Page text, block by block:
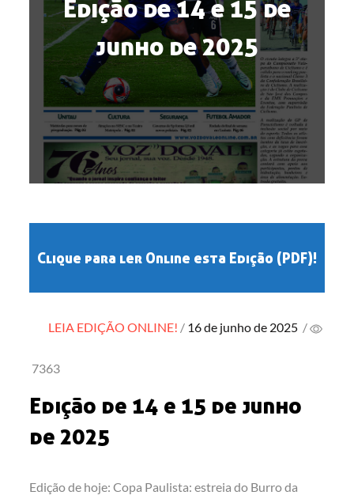
Edição de 14 e 15 de
junho de 2025
Clique para ler Online esta Edição (PDF)!
LEIA EDIÇÃO ONLINE! Posted
16 de junho de 2025 /
7363
Edição de 14 e 15 de junho
de 2025
Edição de hoje: Copa Paulista: estreia do Burro da